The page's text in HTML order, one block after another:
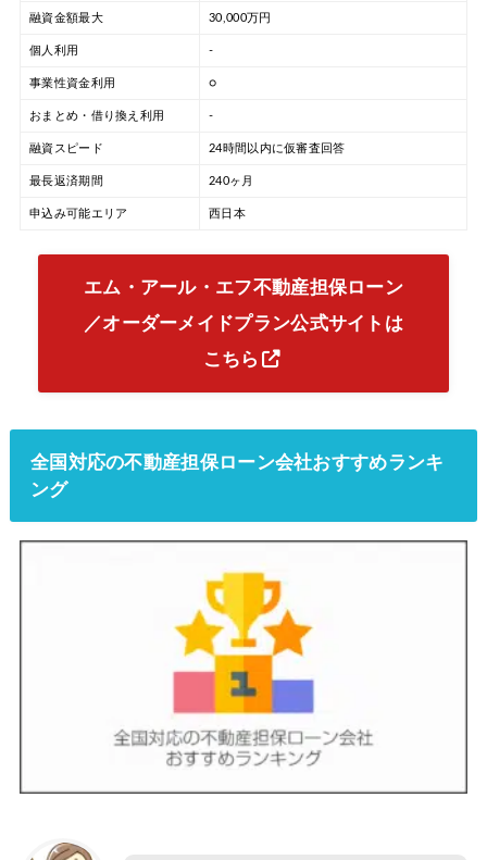
融資金額最大 30,000万円
個人利用 -
事業性資金利用 ○
おまとめ・借り換え利用 -
融資スピード 24時間以内に仮審査回答
最長返済期間 240ヶ月
申込み可能エリア 西日本
エム・アール・エフ不動産担保ローン
／オーダーメイドプラン公式サイトは
こちら
全国対応の不動産担保ローン会社おすすめランキ
ング